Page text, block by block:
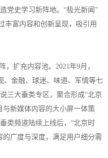
党史学习新阵地。“极光新闻”
丰富内容和创新呈现，吸引用
，扩充内容池。2021年9月，
、金融、球迷、味道、军情等七
三大垂类专区，聚合形成“北京
与新媒体内容的大小屏一体策
类频道陆续上线后，“北京时
广度与深度，满足用户细分需